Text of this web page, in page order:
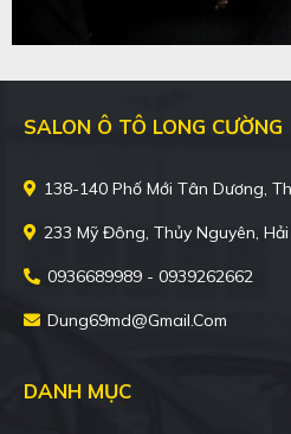
SALON Ô TÔ LONG CƯỜNG
138-140 Phố Mới Tân Dương,
233 Mỹ Đông, Thủy Nguyên,
0936689989 - 0939262662
Dung69md@gmail.com
DANH MỤC